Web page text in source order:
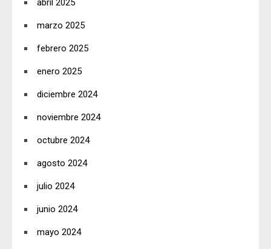
abril 2025
marzo 2025
febrero 2025
enero 2025
diciembre 2024
noviembre 2024
octubre 2024
agosto 2024
julio 2024
junio 2024
mayo 2024